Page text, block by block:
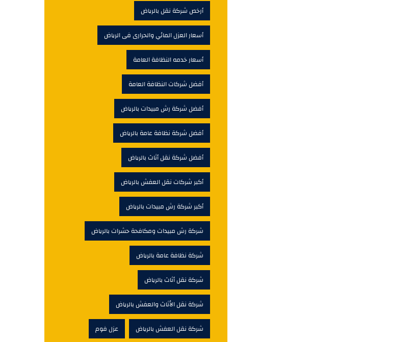
أرخص شركة نقل بالرياض
أسعار العزل المائي والحرارى فى الرياض
أسعار خدمه النظافة العامة
أفضل شركات النظافة العامة
أفضل شركة رش مبيدات بالرياض
أفضل شركة نظافة عامة بالرياض
أفضل شركة نقل أثاث بالرياض
أكبر شركات نقل العفش بالرياض
أكبر شركة رش مبيدات بالرياض
شركة رش مبيدات ومكافحة حشرات بالرياض
شركة نظافة عامة بالرياض
شركة نقل أثاث بالرياض
شركة نقل الأثاث والعفش بالرياض
شركة نقل العفش بالرياض عزل فوم